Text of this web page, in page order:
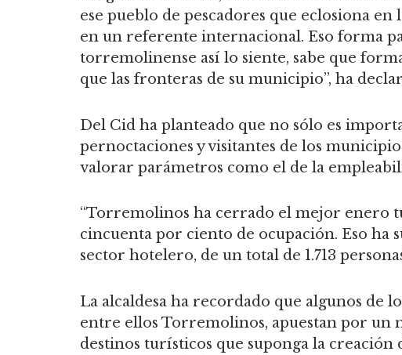
ese pueblo de pescadores que eclosiona
en un referente internacional. Eso forma
torremolinense así lo siente, sabe que
que las fronteras de su municipio”, ha
Del Cid ha planteado que no sólo es
pernoctaciones y visitantes de los
valorar parámetros como el de la
“Torremolinos ha cerrado el mejor enero
cincuenta por ciento de ocupación. Eso ha
sector hotelero, de un total de 1.713
La alcaldesa ha recordado que algunos de
entre ellos Torremolinos, apuestan por un
destinos turísticos que suponga la